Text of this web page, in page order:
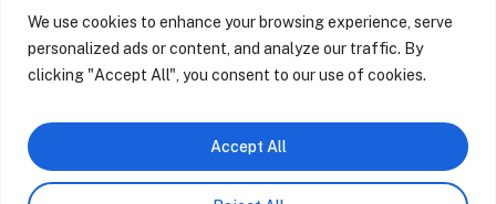
We use cookies to enhance your browsing experience, serve
personalized ads or content, and analyze our traffic. By
clicking "Accept All", you consent to our use of cookies.
Accept All
Casa M – Melides